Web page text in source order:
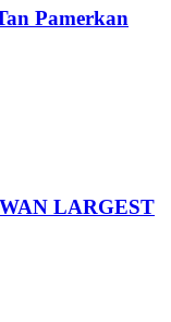
Pamerkan
LARGEST